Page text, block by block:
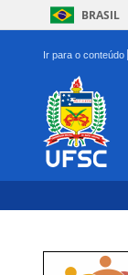
BRASIL
Ir para o conteúdo